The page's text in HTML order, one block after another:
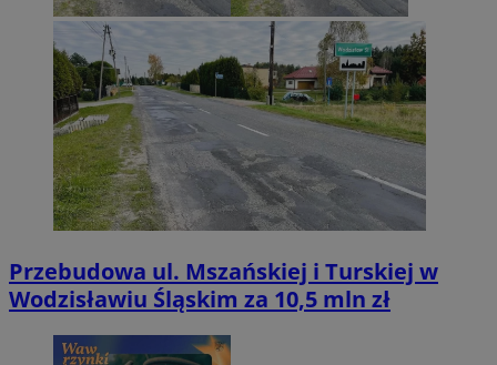
Przebudowa ul. Mszańskiej i Turskiej w
Wodzisławiu Śląskim za 10,5 mln zł